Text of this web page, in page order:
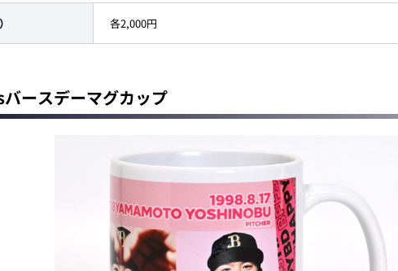
各2,000円
ースデーマグカップ